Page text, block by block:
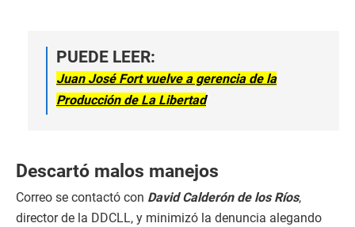
PUEDE LEER:
Juan José Fort vuelve a gerencia de la
Producción de La Libertad
Descartó malos manejos
Correo se contactó con David Calderón de los Ríos,
director de la DDCLL, y minimizó la denuncia alegando